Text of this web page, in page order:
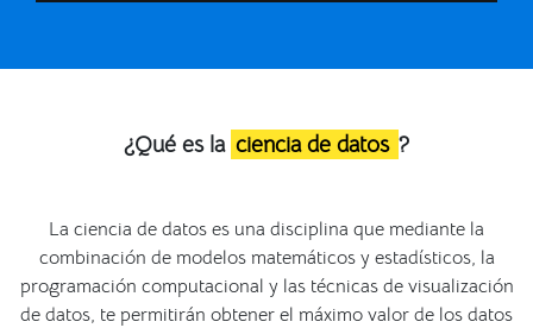
¿Qué es la ciencia de datos ?
La ciencia de datos es una disciplina que mediante la
combinación de modelos matemáticos y estadísticos, la
programación computacional y las técnicas de visualización
de datos, te permitirán obtener el máximo valor de los datos